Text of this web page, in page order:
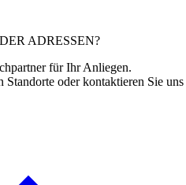
ADRESSEN?
für Ihr Anliegen.
Standorte oder kontaktieren Sie uns